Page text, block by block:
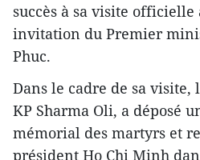
succès à sa visite
invitation du Premier
Phuc.
Dans le cadre de sa
KP Sharma Oli, a déposé
mémorial des martyrs et
président Ho Chi Minh